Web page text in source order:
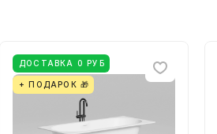
ДОСТАВКА 0 РУБ
+ ПОДАРОК 🎁